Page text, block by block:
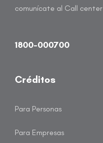
comunícate al Call center
1800-000700
Créditos
Para Personas
Para Empresas